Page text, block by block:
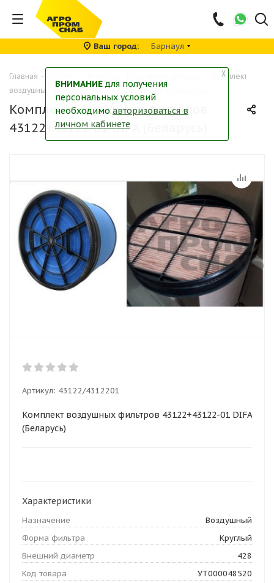
Ваш город Барнаул
Главная -
Комплект
воздушных фильтров 43122+43122-01 DIFA (Беларусь)
Комплект воздушных фильтров
43122+43122-01 DIFA (Беларусь)
Артикул: 43122/4312201
Комплект воздушных фильтров 43122+43122-01 DIFA
(Беларусь)
Характеристики
Назначение
Воздушный
Форма фильтра
Круглый
Внешний диаметр
428
Код товара
УТ000048520
╳
ВНИМАНИЕ для получения
персональных условий
необходимо авторизоваться в
личном кабинете